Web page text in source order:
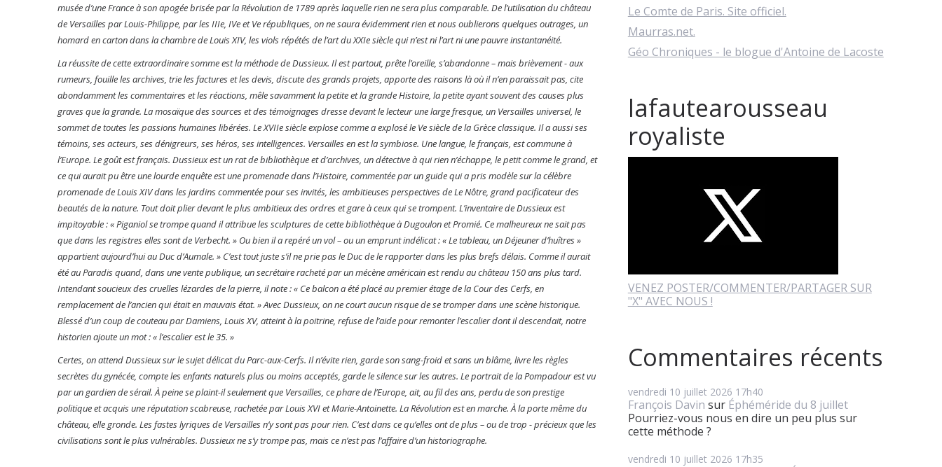
musée d’une France à son apogée brisée par la Révolution de 1789 après laquelle rien ne sera plus comparable. De l’utilisation du château
de Versailles par Louis-Philippe, par les IIIe, IVe et Ve républiques, on ne saura évidemment rien et nous oublierons quelques outrages, un
homard en carton dans la chambre de Louis XIV, les viols répétés de l’art du XXIe siècle qui n’est ni l’art ni une pauvre instantanéité.
La réussite de cette extraordinaire somme est la méthode de Dussieux. Il est partout, prête l’oreille, s’abandonne – mais brièvement - aux
rumeurs, fouille les archives, trie les factures et les devis, discute des grands projets, apporte des raisons là où il n’en paraissait pas, cite
abondamment les commentaires et les réactions, mêle savamment la petite et la grande Histoire, la petite ayant souvent des causes plus
graves que la grande. La mosaïque des sources et des témoignages dresse devant le lecteur une large fresque, un Versailles universel, le
sommet de toutes les passions humaines libérées. Le XVIIe siècle explose comme a explosé le Ve siècle de la Grèce classique. Il a aussi ses
témoins, ses acteurs, ses dénigreurs, ses héros, ses intelligences. Versailles en est la symbiose. Une langue, le français, est commune à
l’Europe. Le goût est français. Dussieux est un rat de bibliothèque et d’archives, un détective à qui rien n’échappe, le petit comme le grand, et
ce qui aurait pu être une lourde enquête est une promenade dans l’Histoire, commentée par un guide qui a pris modèle sur la célèbre
promenade de Louis XIV dans les jardins commentée pour ses invités, les ambitieuses perspectives de Le Nôtre, grand pacificateur des
beautés de la nature. Tout doit plier devant le plus ambitieux des ordres et gare à ceux qui se trompent. L’inventaire de Dussieux est
impitoyable : « Piganiol se trompe quand il attribue les sculptures de cette bibliothèque à Dugoulon et Promié. Ce malheureux ne sait pas
que dans les registres elles sont de Verbecht. » Ou bien il a repéré un vol – ou un emprunt indélicat : « Le tableau, un Déjeuner d’huîtres »
appartient aujourd’hui au Duc d’Aumale. » C’est tout juste s’il ne prie pas le Duc de le rapporter dans les plus brefs délais. Comme il aurait
été au Paradis quand, dans une vente publique, un secrétaire racheté par un mécène américain est rendu au château 150 ans plus tard.
Intendant soucieux des cruelles lézardes de la pierre, il note : « Ce balcon a été placé au premier étage de la Cour des Cerfs, en
remplacement de l’ancien qui était en mauvais état. » Avec Dussieux, on ne court aucun risque de se tromper dans une scène historique.
Blessé d’un coup de couteau par Damiens, Louis XV, atteint à la poitrine, refuse de l’aide pour remonter l’escalier dont il descendait, notre
historien ajoute un mot : « l’escalier est le 35. »
Certes, on attend Dussieux sur le sujet délicat du Parc-aux-Cerfs. Il n’évite rien, garde son sang-froid et sans un blâme, livre les règles
secrètes du gynécée, compte les enfants naturels plus ou moins acceptés, garde le silence sur les autres. Le portrait de la Pompadour est vu
par un gardien de sérail. À peine se plaint-il seulement que Versailles, ce phare de l’Europe, ait, au fil des ans, perdu de son prestige
politique et acquis une réputation scabreuse, rachetée par Louis XVI et Marie-Antoinette. La Révolution est en marche. À la porte même du
château, elle gronde. Les fastes lyriques de Versailles n’y sont pas pour rien. C’est dans ce qu’elles ont de plus – ou de trop - précieux que les
civilisations sont le plus vulnérables. Dussieux ne s’y trompe pas, mais ce n’est pas l’affaire d’un historiographe.
Le Comte de Paris. Site officiel.
Maurras.net.
Géo Chroniques - le blogue d'Antoine de Lacoste
lafautearousseau
royaliste
VENEZ POSTER/COMMENTER/PARTAGER SUR
"X" AVEC NOUS !
Commentaires récents
vendredi 10 juillet 2026 17h40
François Davin sur Éphéméride du 8 juillet
Pourriez-vous nous en dire un peu plus sur
cette méthode ?
vendredi 10 juillet 2026 17h35